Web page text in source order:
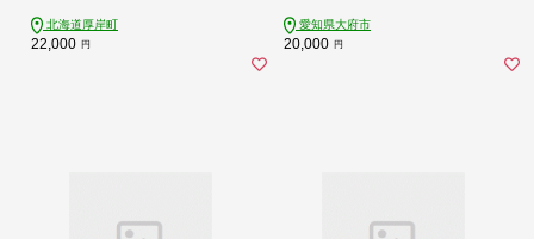
北海道厚岸町
22,000 円
愛知県大府市
20,000 円